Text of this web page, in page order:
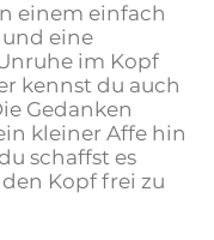
einem einfach
und eine
im Kopf
kennst du auch
Gedanken
kleiner Affe hin
schaffst es
Kopf frei zu